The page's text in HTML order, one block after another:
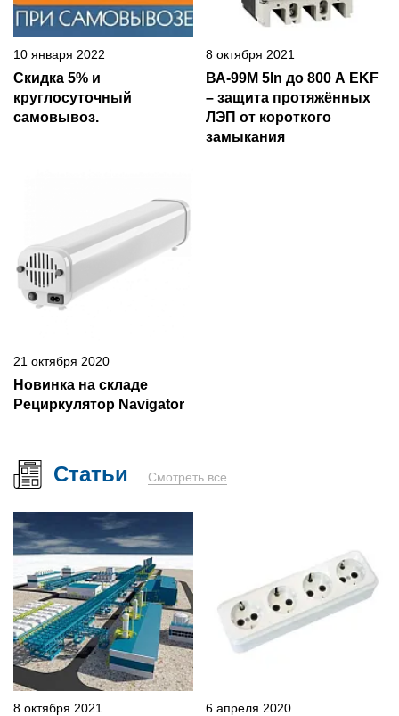
10 января 2022
Скидка 5% и
круглосуточный
самовывоз.
8 октября 2021
ВА-99М 5In до 800 А EKF
– защита протяжённых
ЛЭП от короткого
замыкания
21 октября 2020
Новинка на складе
Рециркулятор Navigator
Статьи Смотреть все
8 октября 2021 6 апреля 2020